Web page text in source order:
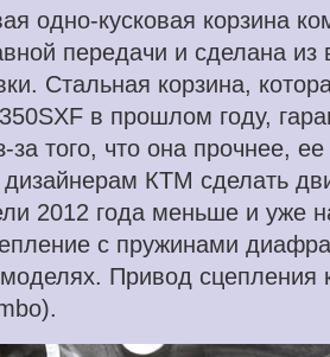
одно-кусковая корзина
передачи и сделана из
Стальная корзина,
в прошлом году,
за того, что она прочнее,
КТМ сделать
2012 года меньше и уже
с пружинами
моделях. Привод сцепления